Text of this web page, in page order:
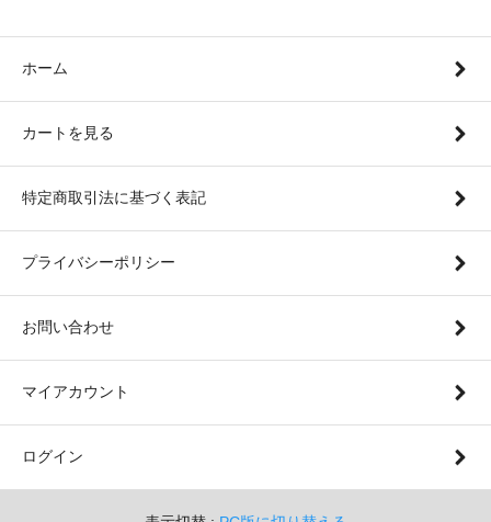
ホーム
カートを見る
特定商取引法に基づく表記
プライバシーポリシー
お問い合わせ
マイアカウント
ログイン